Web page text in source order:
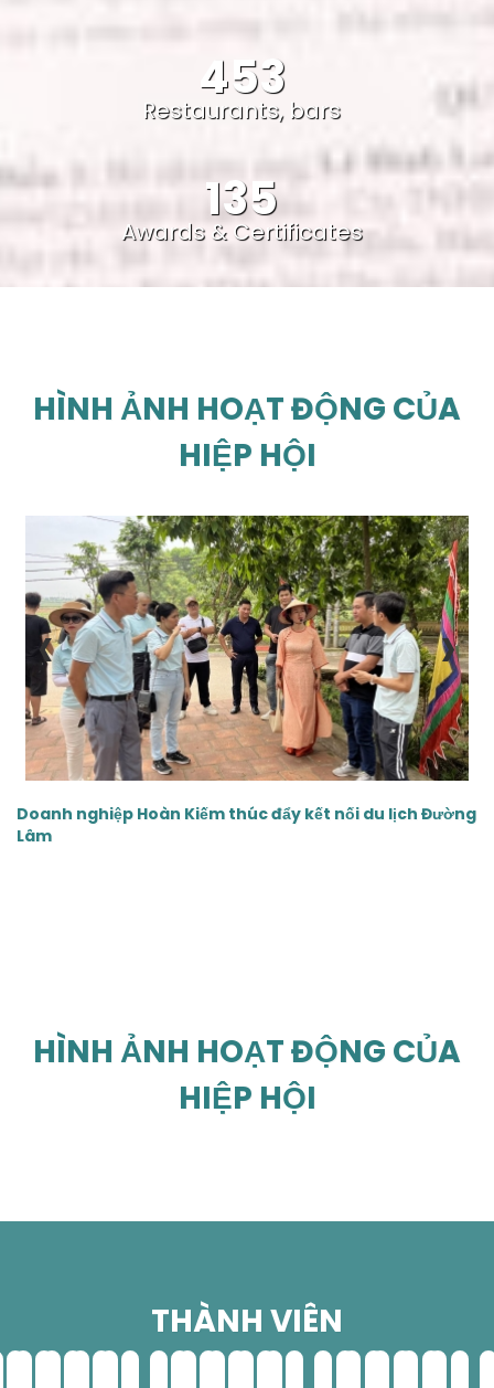
453
Restaurants, bars
135
Awards & Certificates
HÌNH ẢNH HOẠT ĐỘNG CỦA
HIỆP HỘI
Doanh nghiệp Hoàn Kiếm thúc đẩy kết nối du lịch Đường
Lâm
‹ ›
HÌNH ẢNH HOẠT ĐỘNG CỦA
HIỆP HỘI
THÀNH VIÊN